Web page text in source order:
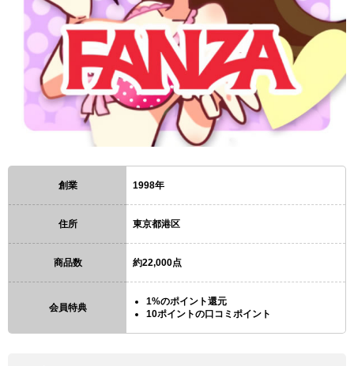
創業 1998年
住所 東京都港区
商品数 約22,000点
会員特典
1%のポイント還元
10ポイントの口コミポイント